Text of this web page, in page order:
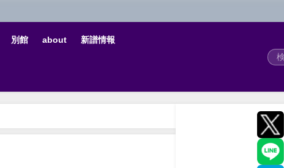
別館 about 新譜情報